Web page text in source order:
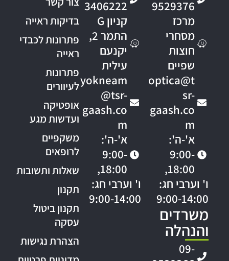
9529376
מרכז
מסחרי
חוצות
שפיים
optica@t
sr-
gaash.co
m
א'-ה':
9:00-
18:00,
ו' וערבי חג:
9:00-14:00
משרדים
והנהלה
09-
3406222
קניון G
התמר 2,
יקנעם
עילית
yokneam
@tsr-
gaash.co
m
א'-ה':
9:00-
18:00,
ו' וערבי חג:
9:00-14:00
בדיקות ראייה
פתרונות לכבדי
ראייה
פתרונות
לעיוורים
אופטיקה
ועדשות מגע
משקפיים
לרופאים
שאלות ותשובות
תקנון
תקנון ביטול
עסקה
הצהרת נגישות